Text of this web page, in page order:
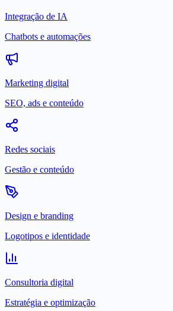
Integração de IA
Chatbots e automações
Marketing digital
SEO, ads e conteúdo
Redes sociais
Gestão e conteúdo
Design e branding
Logotipos e identidade
Consultoria digital
Estratégia e optimização